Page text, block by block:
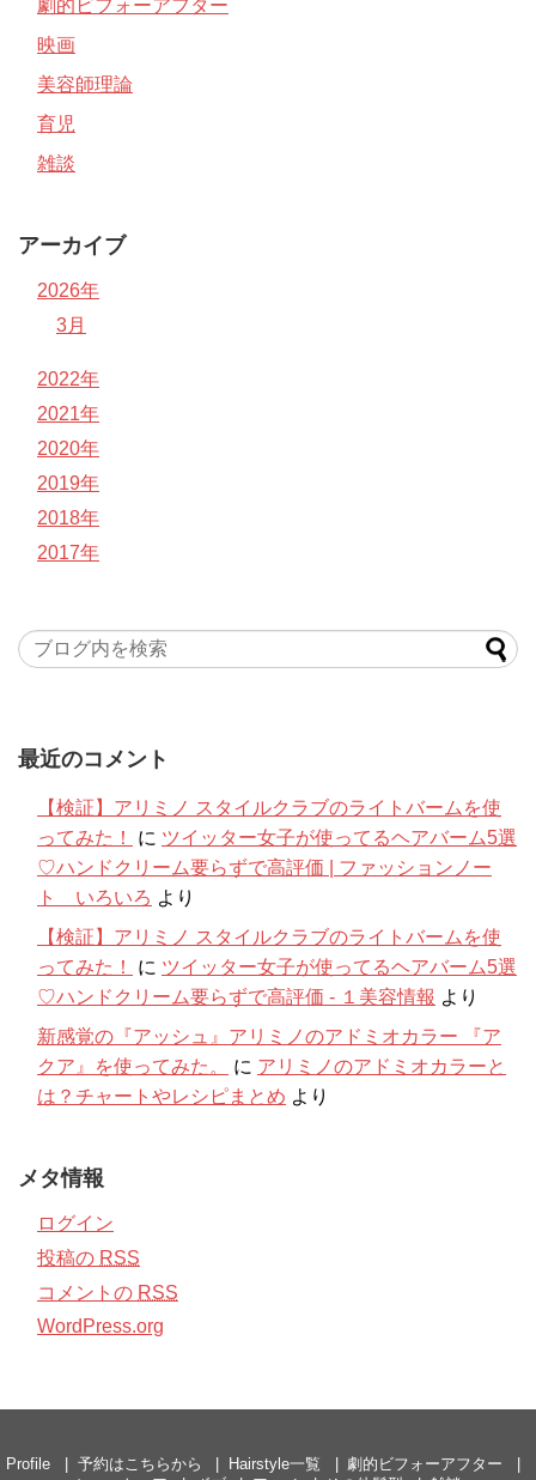
劇的ビフォーアフター
映画
美容師理論
育児
雑談
アーカイブ
2026年
3月
2022年
2021年
2020年
2019年
2018年
2017年
最近のコメント
【検証】アリミノ スタイルクラブのライトバームを使
ってみた！
に ツイッター女子が使ってるヘアバーム5選
♡ハンドクリーム要らずで高評価 | ファッションノー
ト いろいろ より
【検証】アリミノ スタイルクラブのライトバームを使
ってみた！
に ツイッター女子が使ってるヘアバーム5選
♡ハンドクリーム要らずで高評価 - １美容情報 より
新感覚の『アッシュ』アリミノのアドミオカラー 『ア
クア』を使ってみた。
に アリミノのアドミオカラーと
は？チャートやレシピまとめ より
メタ情報
ログイン
投稿の RSS
コメントの RSS
WordPress.org
Profile 予約はこちらから Hairstyle一覧
劇的ビフォーアフター